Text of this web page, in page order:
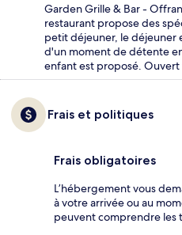
Garden Grille & Bar -
restaurant propose des
petit déjeuner, le déjeuner
d'un moment de détente
enfant est proposé. Ouvert
Frais et politiques
Frais obligatoires
L’hébergement vous
à votre arrivée ou au
peuvent comprendre les